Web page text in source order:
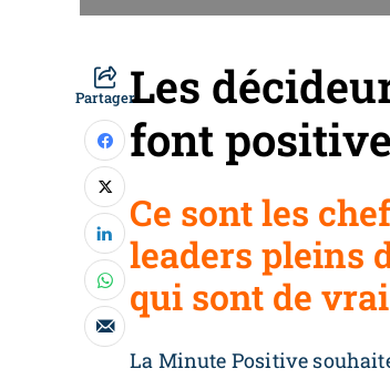
PartagerLes
font
Ce sont les
leaders pleins
qui sont de
La Minute Positive